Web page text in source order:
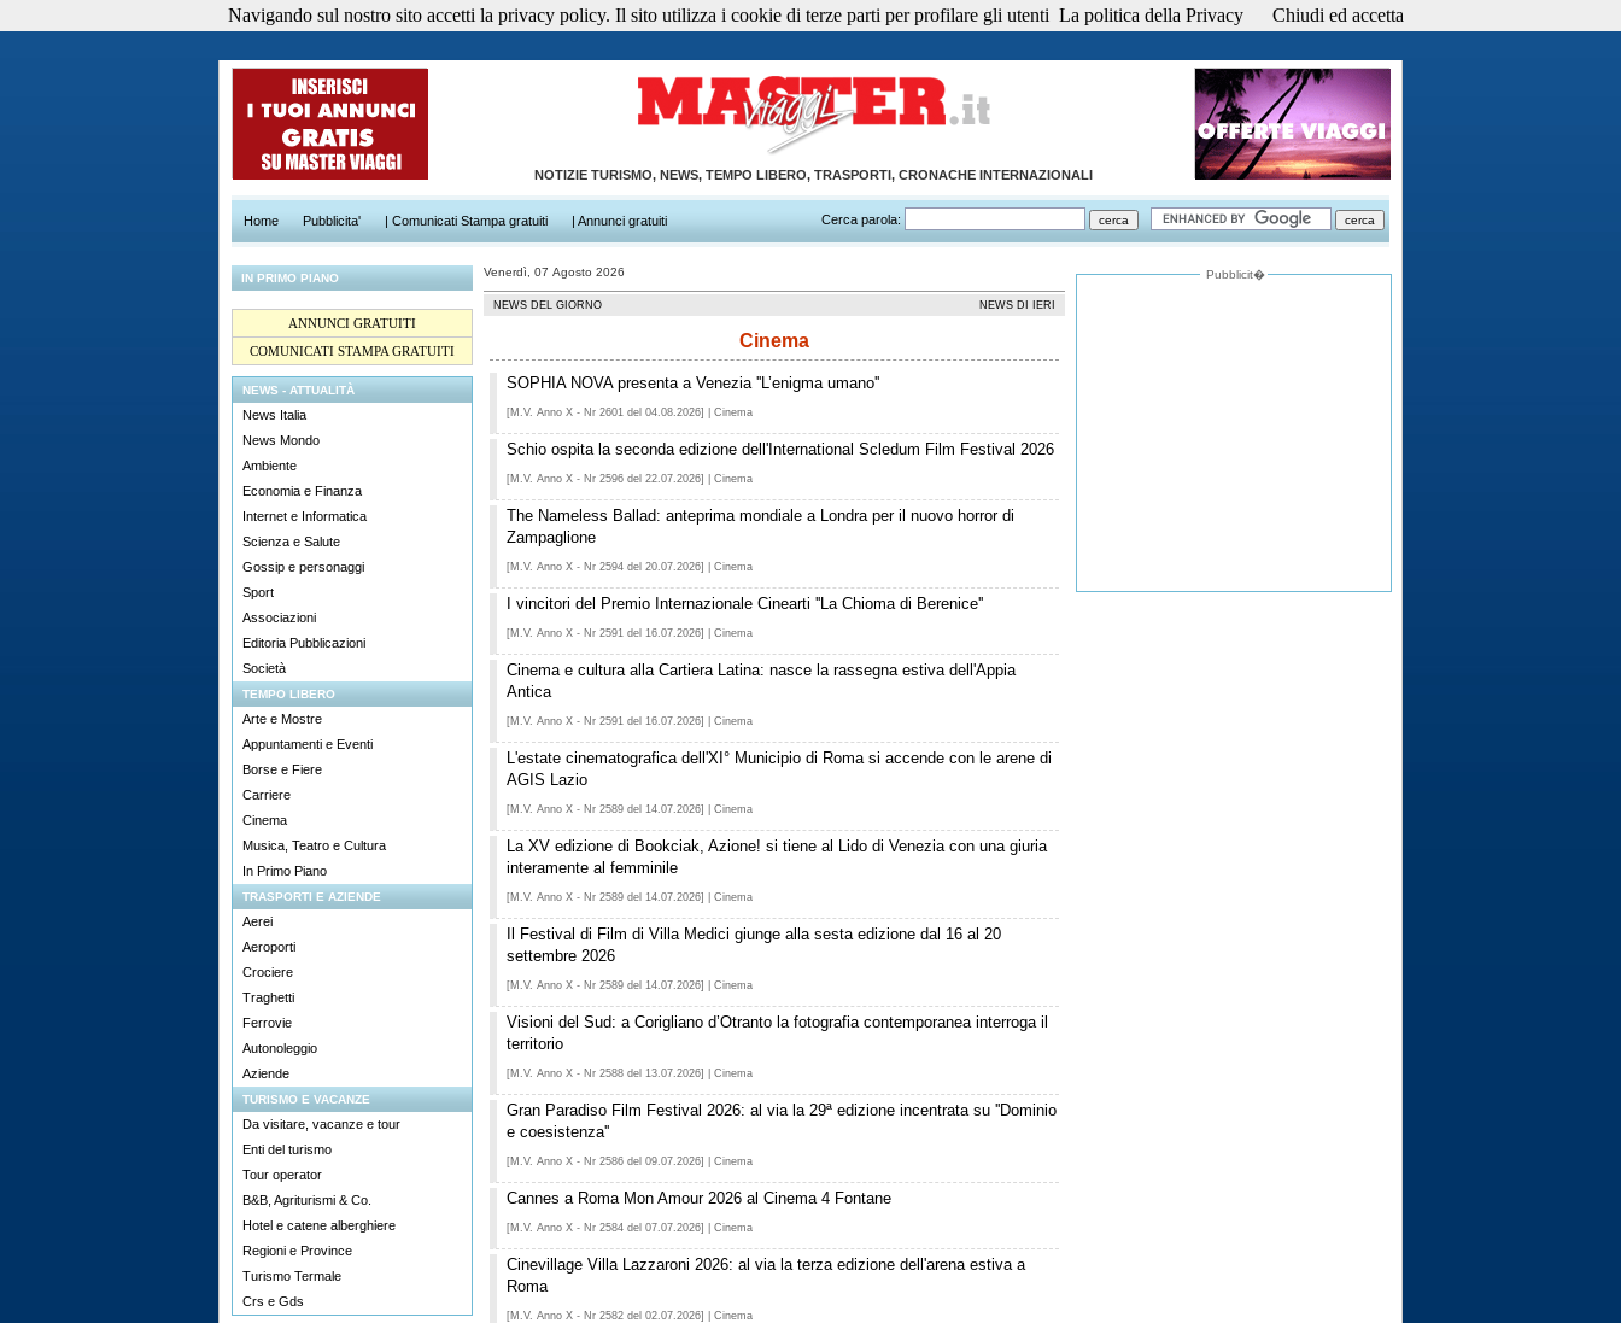
NOTIZIE TURISMO, NEWS, TEMPO LIBERO, TRASPORTI, CRONACHE INTERNAZIONALI
Home Pubblicita' | Comunicati Stampa gratuiti | Annunci gratuiti Cerca parola:
IN PRIMO PIANO
ANNUNCI GRATUITI
COMUNICATI STAMPA GRATUITI
NEWS - ATTUALITÀ
News Italia
News Mondo
Ambiente
Economia e Finanza
Internet e Informatica
Scienza e Salute
Gossip e personaggi
Sport
Associazioni
Editoria Pubblicazioni
Società
TEMPO LIBERO
Arte e Mostre
Appuntamenti e Eventi
Borse e Fiere
Carriere
Cinema
Musica, Teatro e Cultura
In Primo Piano
TRASPORTI E AZIENDE
Aerei
Aeroporti
Crociere
Traghetti
Ferrovie
Autonoleggio
Aziende
TURISMO E VACANZE
Da visitare, vacanze e tour
Enti del turismo
Tour operator
B&B, Agriturismi & Co.
Hotel e catene alberghiere
Regioni e Province
Turismo Termale
Crs e Gds
Venerdì, 07 Agosto 2026
NEWS DEL GIORNO NEWS DI IERI
Cinema
SOPHIA NOVA presenta a Venezia ''L’enigma umano''
[M.V. Anno X - Nr 2601 del 04.08.2026] | Cinema
Schio ospita la seconda edizione dell'International Scledum Film Festival 2026
[M.V. Anno X - Nr 2596 del 22.07.2026] | Cinema
The Nameless Ballad: anteprima mondiale a Londra per il nuovo horror di
Zampaglione
[M.V. Anno X - Nr 2594 del 20.07.2026] | Cinema
I vincitori del Premio Internazionale Cinearti ''La Chioma di Berenice''
[M.V. Anno X - Nr 2591 del 16.07.2026] | Cinema
Cinema e cultura alla Cartiera Latina: nasce la rassegna estiva dell'Appia
Antica
[M.V. Anno X - Nr 2591 del 16.07.2026] | Cinema
L'estate cinematografica dell'XI° Municipio di Roma si accende con le arene di
AGIS Lazio
[M.V. Anno X - Nr 2589 del 14.07.2026] | Cinema
La XV edizione di Bookciak, Azione! si tiene al Lido di Venezia con una giuria
interamente al femminile
[M.V. Anno X - Nr 2589 del 14.07.2026] | Cinema
Il Festival di Film di Villa Medici giunge alla sesta edizione dal 16 al 20
settembre 2026
[M.V. Anno X - Nr 2589 del 14.07.2026] | Cinema
Visioni del Sud: a Corigliano d’Otranto la fotografia contemporanea interroga il
territorio
[M.V. Anno X - Nr 2588 del 13.07.2026] | Cinema
Gran Paradiso Film Festival 2026: al via la 29ª edizione incentrata su ''Dominio
e coesistenza''
[M.V. Anno X - Nr 2586 del 09.07.2026] | Cinema
Cannes a Roma Mon Amour 2026 al Cinema 4 Fontane
[M.V. Anno X - Nr 2584 del 07.07.2026] | Cinema
Cinevillage Villa Lazzaroni 2026: al via la terza edizione dell'arena estiva a
Roma
[M.V. Anno X - Nr 2582 del 02.07.2026] | Cinema
Pubblicit�
Navigando sul nostro sito accetti la privacy policy. Il sito utilizza i cookie di terze parti per profilare gli utenti La politica della Privacy Chiudi ed accetta